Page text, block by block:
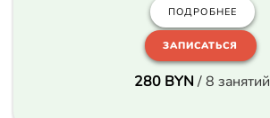
ПОДРОБНЕЕ
ЗАПИСАТЬСЯ
280 BYN/ 8 занятий